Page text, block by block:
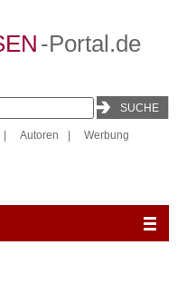
-Portal.de
Autoren Werbung